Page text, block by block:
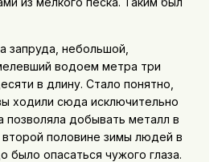
запруда, небольшой,
водоем метра три
в длину. Стало понятно,
ходили сюда исключительно
позволяла добывать металл в
половине зимы людей в
было опасаться чужого глаза.